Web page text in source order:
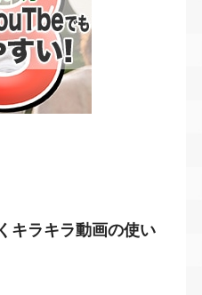
キラキラ動画の使い